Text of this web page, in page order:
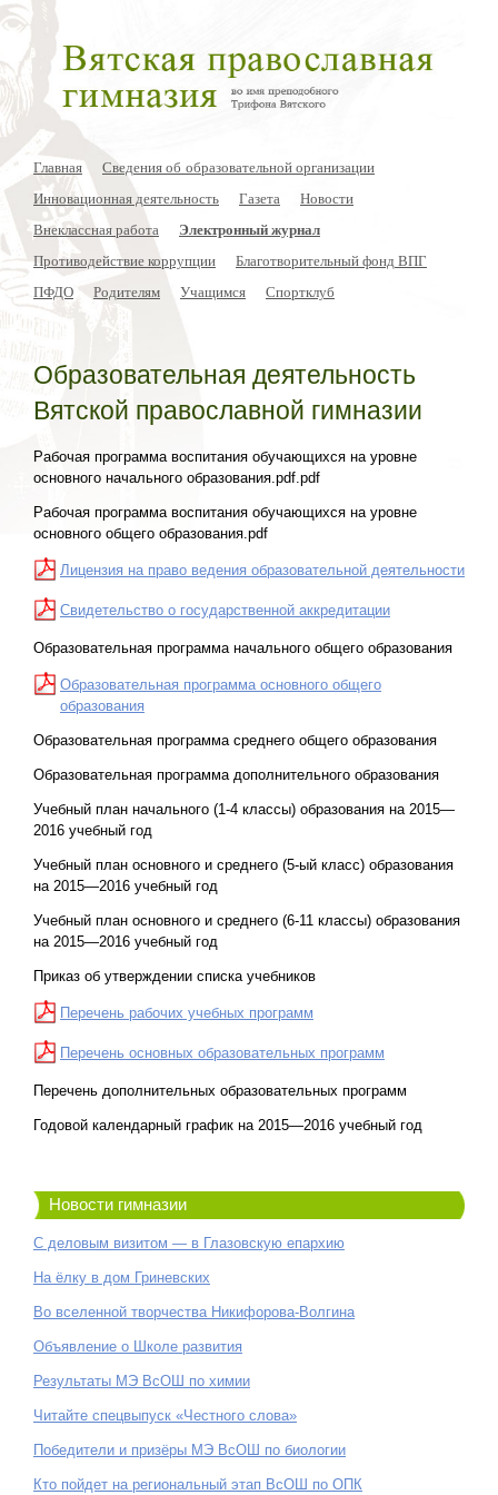
Главная
Сведения об образовательной организации
Инновационная деятельность
Газета
Новости
Внеклассная работа
Электронный журнал
Противодействие коррупции
Благотворительный фонд ВПГ
ПФДО
Родителям Учащимся Спортклуб
Образовательная деятельность
Вятской православной гимназии
Рабочая программа воспитания обучающихся на уровне
основного начального образования.pdf.pdf
Рабочая программа воспитания обучающихся на уровне
основного общего образования.pdf
Лицензия на право ведения образовательной деятельности
Свидетельство о государственной аккредитации
Образовательная программа начального общего образования
Образовательная программа основного общего
образования
Образовательная программа среднего общего образования
Образовательная программа дополнительного образования
Учебный план начального (1-4 классы) образования на 2015—
2016 учебный год
Учебный план основного и среднего (5-ый класс) образования
на 2015—2016 учебный год
Учебный план основного и среднего (6-11 классы) образования
на 2015—2016 учебный год
Приказ об утверждении списка учебников
Перечень рабочих учебных программ
Перечень основных образовательных программ
Перечень дополнительных образовательных программ
Годовой календарный график на 2015—2016 учебный год
Новости гимназии
С деловым визитом — в Глазовскую епархию
На ёлку в дом Гриневских
Во вселенной творчества Никифорова-Волгина
Объявление о Школе развития
Результаты МЭ ВсОШ по химии
Читайте спецвыпуск «Честного слова»
Победители и призёры МЭ ВсОШ по биологии
Кто пойдет на региональный этап ВсОШ по ОПК